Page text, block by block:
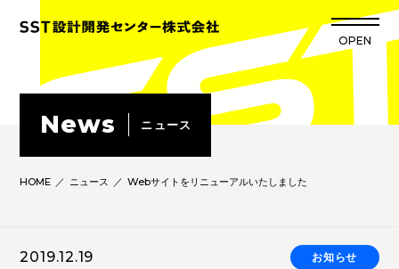
News ニュース
HOME ニュース Webサイトをリニューアルいたしました
2019.12.19 お知らせ
OPEN
CLOSE